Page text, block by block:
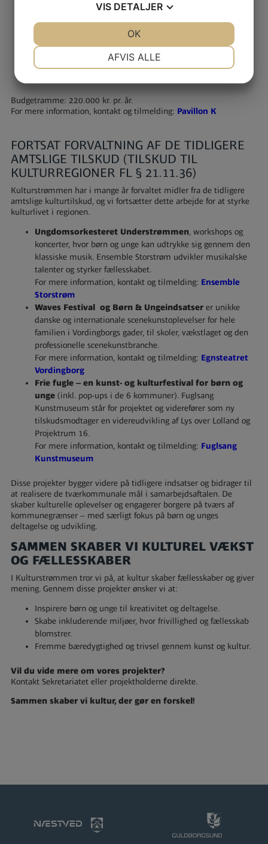
Mødesteder for unge og professionelle til idéudveksling og
gensidig inspiration.
Netværk og sparring for unge talenter på vej ind i det
professionelle liv.
Øger bevidstheden om regionens scenekunstmuligheder.
Budgetramme: 220.000 kr. pr. år.
For mere information, kontakt og tilmelding: Pavillon K
FORTSAT FORVALTNING AF DE TIDLIGERE
AMTSLIGE TILSKUD (TILSKUD TIL
KULTURREGIONER FL § 21.11.36)
Kulturstrømmen har i mange år forvaltet midler fra de tidligere
amtslige kulturtilskud, og vi fortsætter dette arbejde for at styrke
kulturlivet i regionen.
Ungdomsorkesteret Understrømmen, workshops og
koncerter, hvor børn og unge kan udtrykke sig gennem den
klassiske musik. Ensemble Storstrøm udvikler musikalske
talenter og styrker fællesskabet.
For mere information, kontakt og tilmelding: Ensemble
Storstrøm
Waves Festival og Børn & Ungeindsatserer unikke
danske og internationale scenekunstoplevelser for hele
familien i Vordingborgs gader, til skoler, vækstlaget og den
professionelle scenekunstbranche.
For mere information, kontakt og tilmelding: Egnsteatret
Vordingborg
Frie fugle – en kunst- og kulturfestival for børn og
unge (inkl. pop-ups i de 6 kommuner). Fuglsang
Kunstmuseum står for projektet og viderefører som ny
tilskudsmodtager en videreudvikling af Lys over Lolland og
Projektrum 16.
For mere information, kontakt og tilmelding: Fuglsang
Kunstmuseum
Disse projekter bygger videre på tidligere indsatser og bidrager til
at realisere de tværkommunale mål i samarbejdsaftalen. De
skaber kulturelle oplevelser og engagerer borgere på tværs af
kommunegrænser – med særligt fokus på børn og unges
deltagelse og udvikling.
SAMMEN SKABER VI KULTUREL VÆKST
OG FÆLLESSKABER
I Kulturstrømmen tror vi på, at kultur skaber fællesskaber og giver
mening. Gennem disse projekter ønsker vi at:
Inspirere børn og unge til kreativitet og deltagelse.
Skabe inkluderende miljøer, hvor frivillighed og fællesskab
blomstrer.
Fremme bæredygtighed og trivsel gennem kunst og kultur.
Vil du vide mere om vores projekter?
Kontakt Sekretariatet eller projektholderne direkte.
Sammen skaber vi kultur, der gør en forskel!
VIS DETALJER
AFVIS ALLE
OK